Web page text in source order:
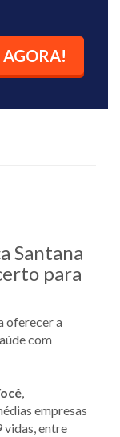
AGORA!
Santana
para
oferecer a
com
,
empresas
vidas, entre